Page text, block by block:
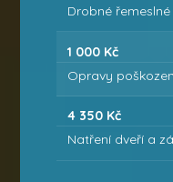
Drobné
1 000 Kč
Opravy
4 350 Kč
Natření dveří a